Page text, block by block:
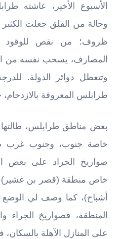
الأسبوع الأخير، عاشته
وحالة من القلق جعلت
ظروف؛ من نقص للوقود
المصارف، يسحب نفسه من
وتتعطل دوائر الدولة.
طرابلس المعروفة بالازدحام،
بعض مناطق طرابلس،
خاصة جنوب، وجنوب
صواريخ الجراد على بعض
خاص منطقة (قصر بن غشير)،
أشباح)، كما وصف لي الوضع
المنطقة، فصواريخ الجراء
على المنازل الآهلة بالسكان،